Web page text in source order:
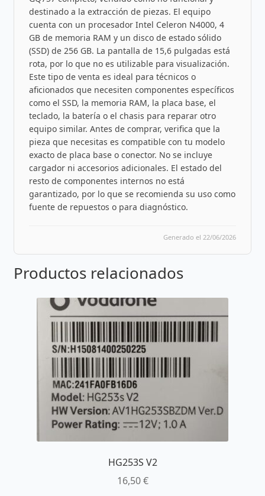
destinado a la extracción de piezas. El equipo
cuenta con un procesador Intel Celeron N4000, 4
GB de memoria RAM y un disco de estado sólido
(SSD) de 256 GB. La pantalla de 15,6 pulgadas está
rota, por lo que no es utilizable para visualización.
Este tipo de venta es ideal para técnicos o
aficionados que necesiten componentes específicos
como el SSD, la memoria RAM, la placa base, el
teclado, la batería o el chasis para reparar otro
equipo similar. Antes de comprar, verifica que la
pieza que necesitas es compatible con tu modelo
exacto de placa base o conector. No se incluye
cargador ni accesorios adicionales. El estado del
resto de componentes internos no está
garantizado, por lo que se recomienda su uso como
fuente de repuestos o para diagnóstico.
Generado el 22/06/2026
Productos relacionados
HG253S V2
16,50€